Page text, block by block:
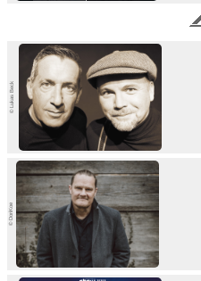
© Lukas Beck
© DoriKoe